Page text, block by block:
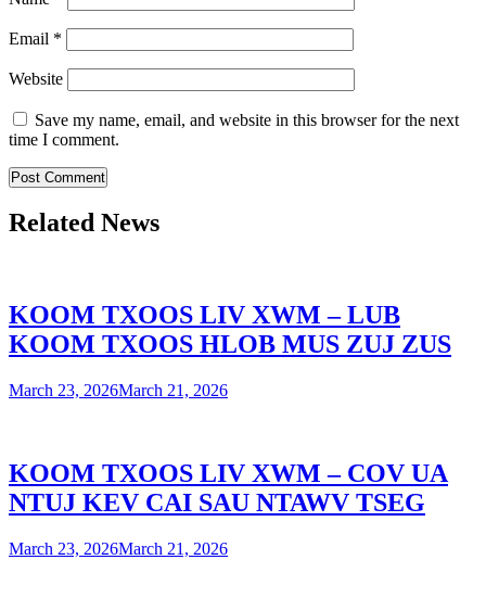
Email *
Website
Save my name, email, and website in this browser for the next
time I comment.
Related News
KOOM TXOOS LIV XWM – LUB
KOOM TXOOS HLOB MUS ZUJ ZUS
March 23, 2026March 21, 2026
KOOM TXOOS LIV XWM – COV UA
NTUJ KEV CAI SAU NTAWV TSEG
March 23, 2026March 21, 2026